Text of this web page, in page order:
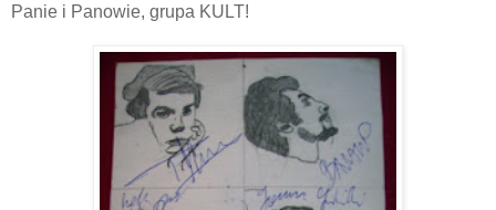
Panie i Panowie, grupa KULT!